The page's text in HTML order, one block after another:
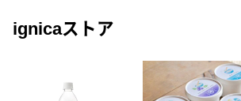
ignicaストア